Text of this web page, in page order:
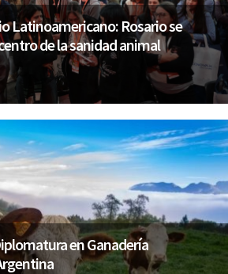
Latinoamericano: Rosario se
de la sanidad animal
en Ganadería